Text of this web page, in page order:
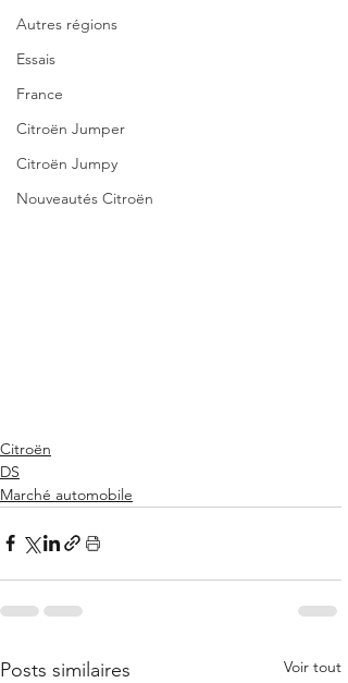
Autres régions
Essais
France
Citroën Jumper
Citroën Jumpy
Nouveautés Citroën
Citroën
DS
Marché automobile
Posts similaires Voir tout